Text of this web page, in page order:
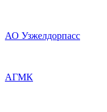
АО Узжелдорпасс
АГМК